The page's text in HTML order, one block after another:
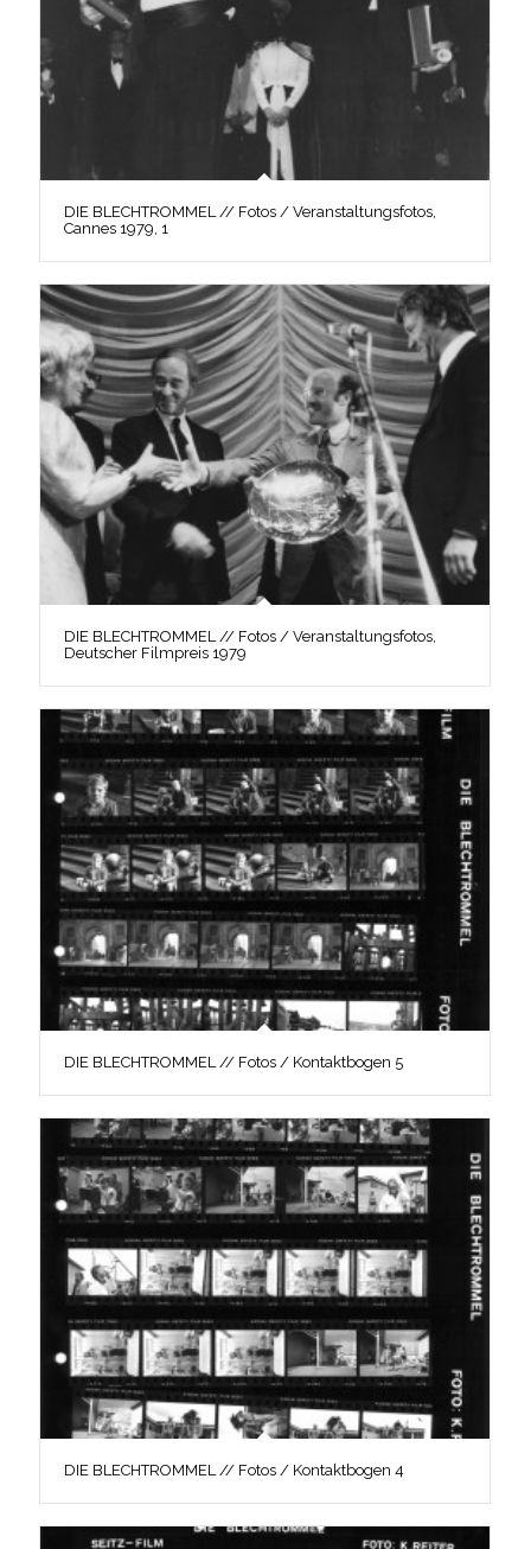
DIE BLECHTROMMEL // Fotos / Veranstaltungsfotos,
Cannes 1979, 1
DIE BLECHTROMMEL // Fotos / Veranstaltungsfotos,
Deutscher Filmpreis 1979
DIE BLECHTROMMEL // Fotos / Kontaktbogen 5
DIE BLECHTROMMEL // Fotos / Kontaktbogen 4